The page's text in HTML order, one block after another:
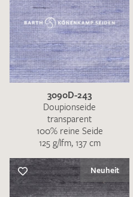
Ich bin damit
zur Beantwortung meiner
Die
genommen und akzeptiere
3090D-243
Doupionseide
transparent
100% reine Seide
125 g/lfm, 137 cm
Neuheit